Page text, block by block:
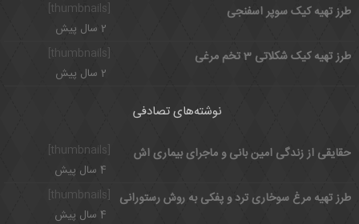
[thumbnails]
طرز تهیه کیک سوپر اسفنجی
2 سال پیش
طرز تهیه کیک شکلاتی 3 تخم مرغی
2 سال پیش
نوشته‌های تصادفی
[thumbnails] حقایقی از زندگی امین بانی و ماجرای بیماری اش
4 سال پیش
طرز تهیه مرغ سوخاری ترد و پفکی به روش رستورانی
4 سال پیش